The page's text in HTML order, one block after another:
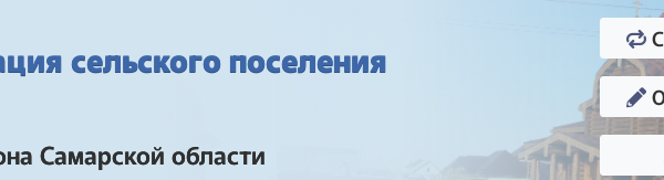
сельского поселения
Самарской области